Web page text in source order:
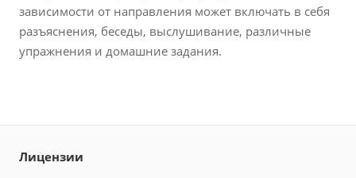
зависимости от направления может включать в себя
разъяснения, беседы, выслушивание, различные
упражнения и домашние задания.
Лицензии